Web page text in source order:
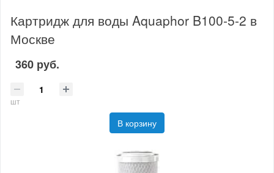
Картридж для воды Aquaphor B100-5-2 в
Москве
360 руб.
шт
В корзину